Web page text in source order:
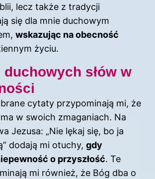
lecz także z tradycji
się dla mnie duchowym
wskazując na obecność
życiu.
duchowych słów w
cytaty przypominają mi, że
w swoich zmaganiach. Na
Jezusa: „Nie lękaj się, bo ja
dodają mi otuchy, gdy
o przyszłość. Te
mi również, że Bóg dba o